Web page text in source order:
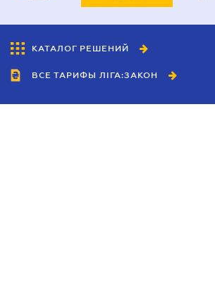
КАТАЛОГ РЕШЕНИЙ
ВСЕ ТАРИФЫ ЛІГА:ЗАКОН